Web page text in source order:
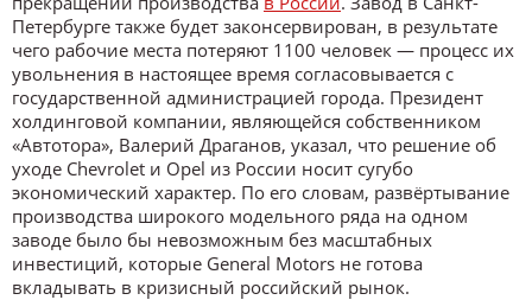
Петербурге также будет законсервирован, в результате
чего рабочие места потеряют 1100 человек — процесс их
увольнения в настоящее время согласовывается с
государственной администрацией города. Президент
холдинговой компании, являющейся собственником
«Автотора», Валерий Драганов, указал, что решение об
уходе Chevrolet и Opel из России носит сугубо
экономический характер. По его словам, развёртывание
производства широкого модельного ряда на одном
заводе было бы невозможным без масштабных
инвестиций, которые General Motors не готова
вкладывать в кризисный российский рынок.